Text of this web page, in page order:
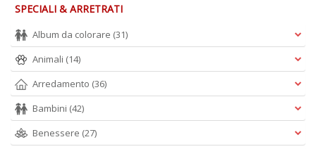
SPECIALI & ARRETRATI
Album da colorare (31)
Animali (14)
Arredamento (36)
Bambini (42)
Benessere (27)